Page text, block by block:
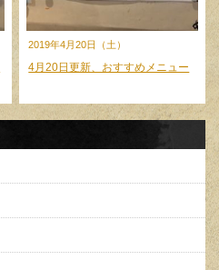
2019年4月20日（土）
4月20日更新、おすすめメニュー